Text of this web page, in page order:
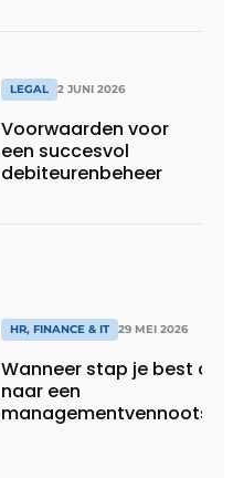
LEGAL 2 JUNI 2026
Voorwaarden voor
een succesvol
debiteurenbeheer
HR, FINANCE & IT 29 MEI 2026
Wanneer stap je best
naar een